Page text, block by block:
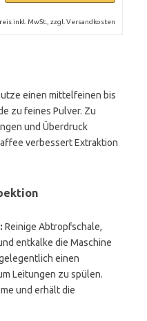
inkl. MwSt., zzgl. Versandkosten
einen mittelfeinen bis
zu feines Pulver. Zu
und Überdruck
verbessert Extraktion
Reinige Abtropfschale,
entkalke die Maschine
einen
Leitungen zu spülen.
und erhält die